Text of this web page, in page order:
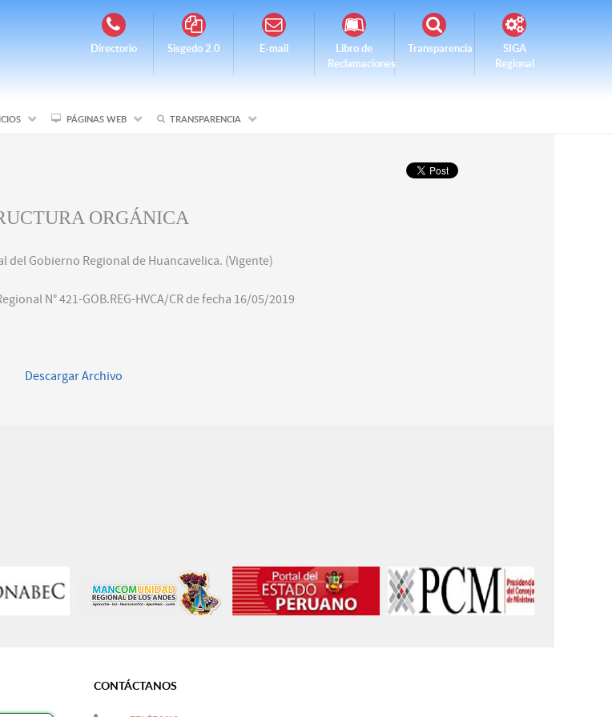
Directorio Sisgedo 2.0 E-mail
Libro de
Reclamaciones
Transparencia
SIGA
Regional
PÁGINAS WEB TRANSPARENCIA
ORGÁNICA
del Gobierno Regional de Huancavelica. (Vigente)
N° 421-GOB.REG-HVCA/CR de fecha 16/05/2019
Descargar Archivo
CONTÁCTANOS